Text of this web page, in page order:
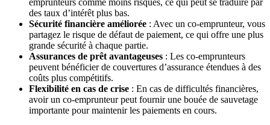
emprunteurs comme moins risqués, ce qui peut se traduire par
des taux d’intérêt plus bas.
Sécurité financière améliorée : Avec un co-emprunteur, vous
partagez le risque de défaut de paiement, ce qui offre une plus
grande sécurité à chaque partie.
Assurances de prêt avantageuses : Les co-emprunteurs
peuvent bénéficier de couvertures d’assurance étendues à des
coûts plus compétitifs.
Flexibilité en cas de crise : En cas de difficultés financières,
avoir un co-emprunteur peut fournir une bouée de sauvetage
importante pour maintenir les paiements en cours.